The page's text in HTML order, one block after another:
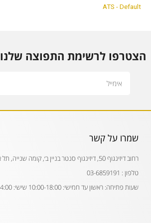
ATS - Default
הצטרפו לרשימת התפוצה שלנו
שמרו על קשר
רחוב דיזינגוף 50, דיזינגוף סנטר בניין ב׳, קומה שנייה, תל אביב
טלפון : 03-6859191
שעות פתיחה: ראשון עד חמישי: 10:00-18:00 שישי: 10:00-14:00